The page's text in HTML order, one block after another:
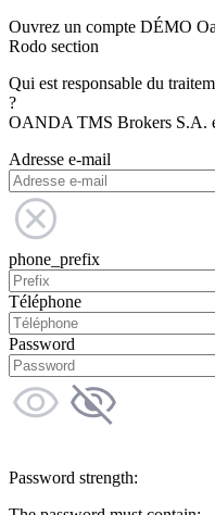
Ouvrez un compte DÉMO
Rodo section
Qui est responsable du
?
OANDA TMS Brokers S.A.
Adresse e-mail
phone_prefix
Téléphone
Password
Password strength: